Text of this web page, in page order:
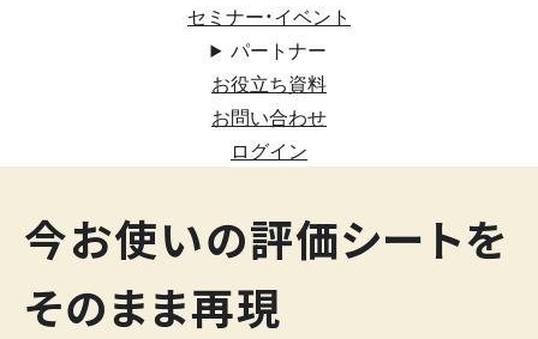
セミナー・イベント
パートナー
お役立ち資料
お問い合わせ
ログイン
200
スキルマップ
今お使いの評価シートを
そのまま再現